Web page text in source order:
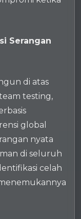
Serangan
di atas
testing,
global
nyata
di seluruh
celah